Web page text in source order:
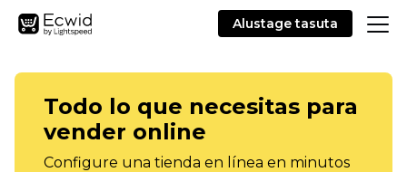
Alustage tasuta
Todo lo que necesitas para
vender online
Configure una tienda en línea en minutos